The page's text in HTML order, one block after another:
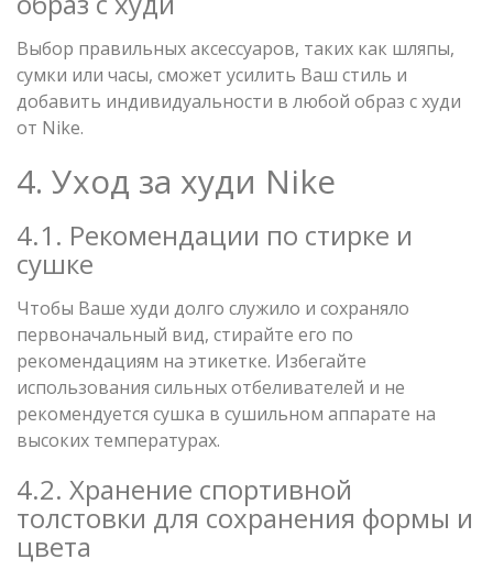
Выбор правильных аксессуаров, таких как шляпы,
сумки или часы, сможет усилить Ваш стиль и
добавить индивидуальности в любой образ с худи
от Nike.
4. Уход за худи Nike
4.1. Рекомендации по стирке и
сушке
Чтобы Ваше худи долго служило и сохраняло
первоначальный вид, стирайте его по
рекомендациям на этикетке. Избегайте
использования сильных отбеливателей и не
рекомендуется сушка в сушильном аппарате на
высоких температурах.
4.2. Хранение спортивной
толстовки для сохранения формы и
цвета